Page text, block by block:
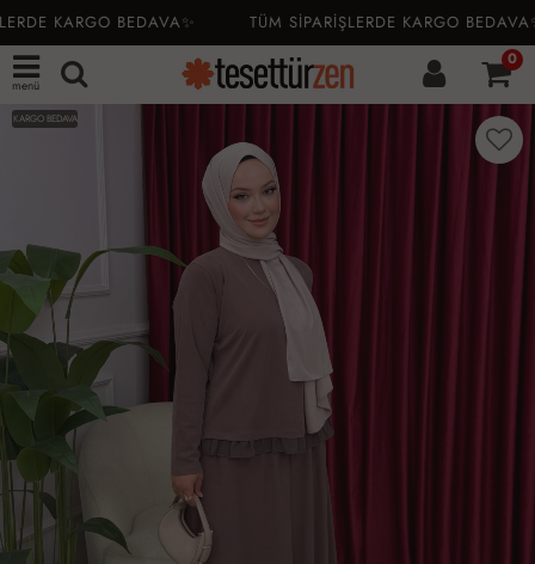
KARGO BEDAVA✨ TÜM SİPARİŞLERDE KARGO BEDAVA✨
menü
0
KARGO BEDAVA